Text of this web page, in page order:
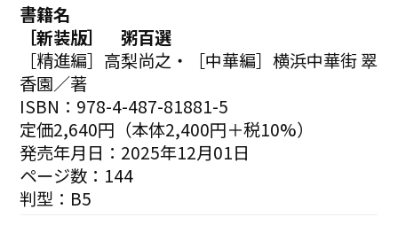
書籍名
［新装版］ 粥百選
［精進編］高梨尚之・［中華編］横浜中華街 翠
香園／著
ISBN：978-4-487-81881-5
定価2,640円（本体2,400円＋税10%）
発売年月日：2025年12月01日
ページ数：144
判型：B5